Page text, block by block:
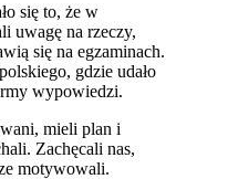
się to, że w
uwagę na rzeczy,
się na egzaminach.
gdzie udało
wypowiedzi.
mieli plan i
Zachęcali nas,
motywowali.